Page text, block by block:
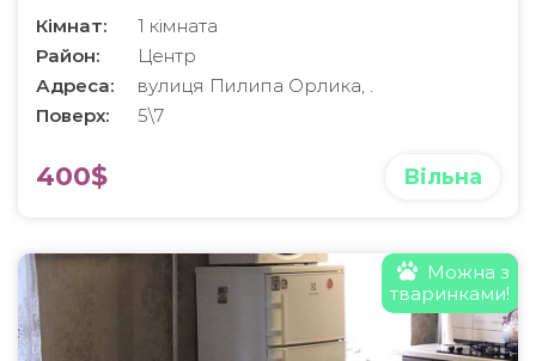
Кімнат:
1 кімната
Район:
Центр
Адреса:
вулиця Пилипа Орлика, .
Поверх:
5\7
400$ Вільна
Можна з
тваринками!